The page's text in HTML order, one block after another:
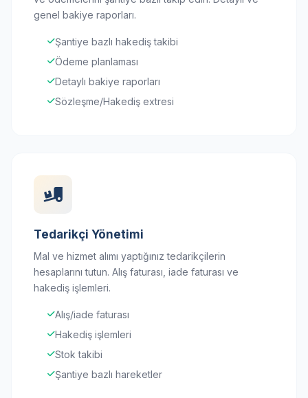
genel bakiye raporları.
Şantiye bazlı hakediş takibi
Ödeme planlaması
Detaylı bakiye raporları
Sözleşme/Hakediş extresi
Tedarikçi Yönetimi
Mal ve hizmet alımı yaptığınız tedarikçilerin
hesaplarını tutun. Alış faturası, iade faturası ve
hakediş işlemleri.
Alış/iade faturası
Hakediş işlemleri
Stok takibi
Şantiye bazlı hareketler